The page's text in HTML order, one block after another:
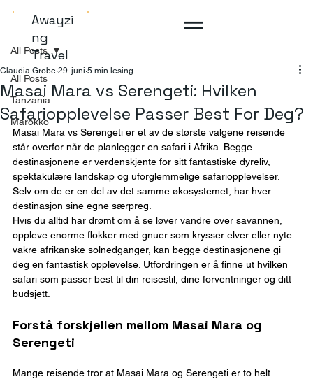
Awayzi
ng
Travel
All Posts
Tanzania
Marokko
All Posts
Masai Mara vs Serengeti: Hvilken
Safariopplevelse Passer Best For Deg?
Claudia Grobe 29. juni 5 min lesing
Masai Mara vs Serengeti er et av de største valgene reisende
står overfor når de planlegger en safari i Afrika. Begge
destinasjonene er verdenskjente for sitt fantastiske dyreliv,
spektakulære landskap og uforglemmelige safariopplevelser.
Selv om de er en del av det samme økosystemet, har hver
destinasjon sine egne særpreg.
Hvis du alltid har drømt om å se løver vandre over savannen,
oppleve enorme flokker med gnuer som krysser elver eller nyte
vakre afrikanske solnedganger, kan begge destinasjonene gi
deg en fantastisk opplevelse. Utfordringen er å finne ut hvilken
safari som passer best til din reisestil, dine forventninger og ditt
budsjett.
Forstå forskjellen mellom Masai Mara og
Serengeti
Mange reisende tror at Masai Mara og Serengeti er to helt